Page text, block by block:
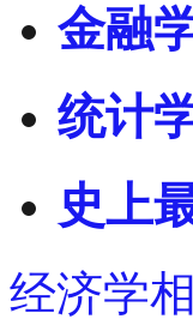
金融
统计
史上
经济学